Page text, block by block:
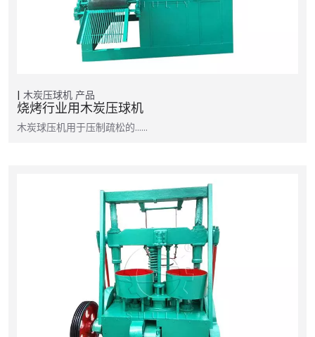
木炭压球机 产品
烧烤行业用木炭压球机
木炭球压机用于压制疏松的……